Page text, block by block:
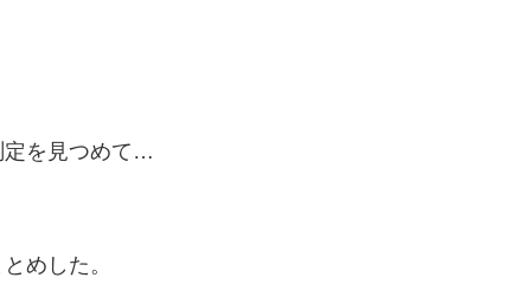
定を見つめて…
めした。